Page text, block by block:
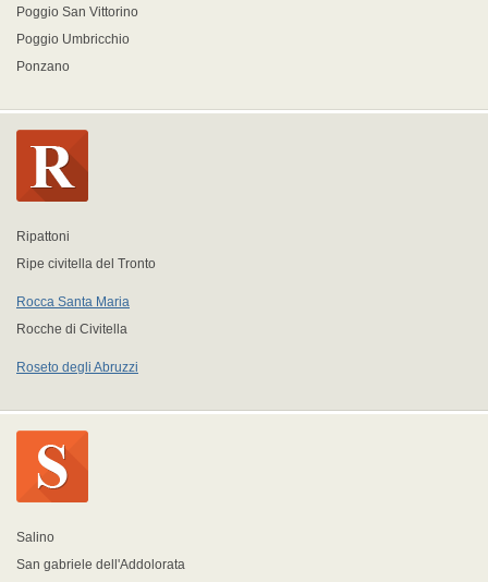
Poggio San Vittorino
Poggio Umbricchio
Ponzano
Ripattoni
Ripe civitella del Tronto
Rocca Santa Maria
Rocche di Civitella
Roseto degli Abruzzi
Salino
San gabriele dell'Addolorata